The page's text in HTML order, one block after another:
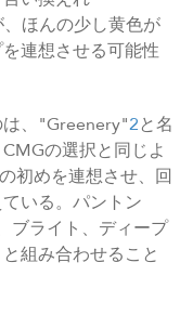
ほんの少し黄色が
連想させる可能性
、"Greenery"2と名
の選択と同じよ
初めを連想させ、回
いる。パントン
ブライト、ディープ
組み合わせること